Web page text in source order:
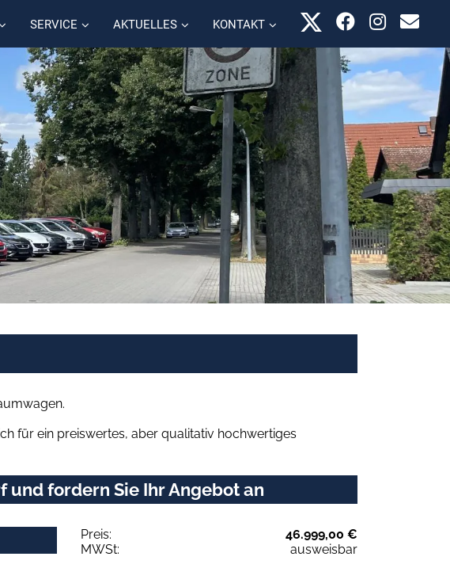
SERVICE AKTUELLES KONTAKT
für ein preiswertes, aber qualitativ hochwertiges
und fordern Sie Ihr Angebot an
Preis:
46.999,00 €
MWSt:
ausweisbar